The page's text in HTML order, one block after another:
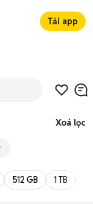
Tải app
Xoá lọc
512 GB 1 TB